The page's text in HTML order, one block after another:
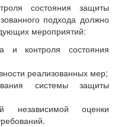
состояния защиты
подхода должно
мероприятий:
и контроля состояния
реализованных мер;
системы защиты
независимой оценки